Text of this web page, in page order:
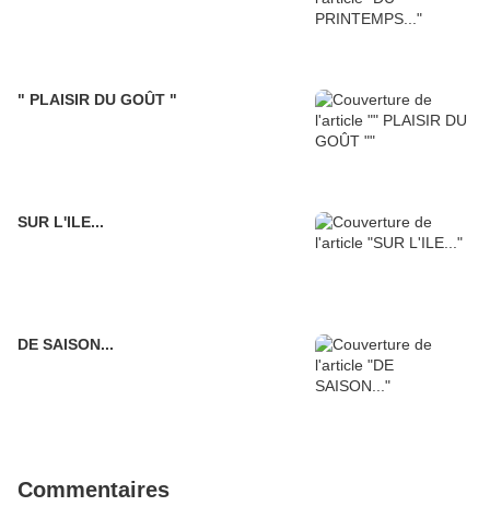
" PLAISIR DU GOÛT "
SUR L'ILE...
DE SAISON...
Commentaires